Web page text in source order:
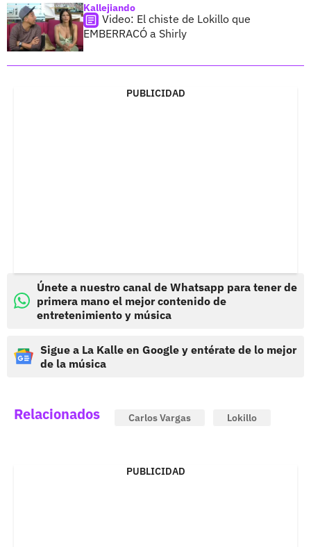
Kallejiando
Video: El chiste de Lokillo que
EMBERRACÓ a Shirly
PUBLICIDAD
Únete a nuestro canal de Whatsapp para tener de
primera mano el mejor contenido de
entretenimiento y música
Sigue a La Kalle en Google y entérate de lo mejor
de la música
Relacionados Carlos Vargas Lokillo
PUBLICIDAD